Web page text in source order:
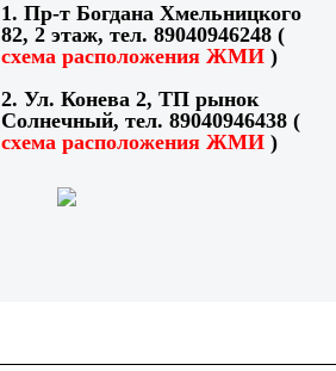
1. Пр-т Богдана Хмельницкого
82, 2 этаж, тел. 89040946248 (
схема расположения ЖМИ )
2. Ул. Конева 2, ТП рынок
Солнечный, тел. 89040946438 (
схема расположения ЖМИ )